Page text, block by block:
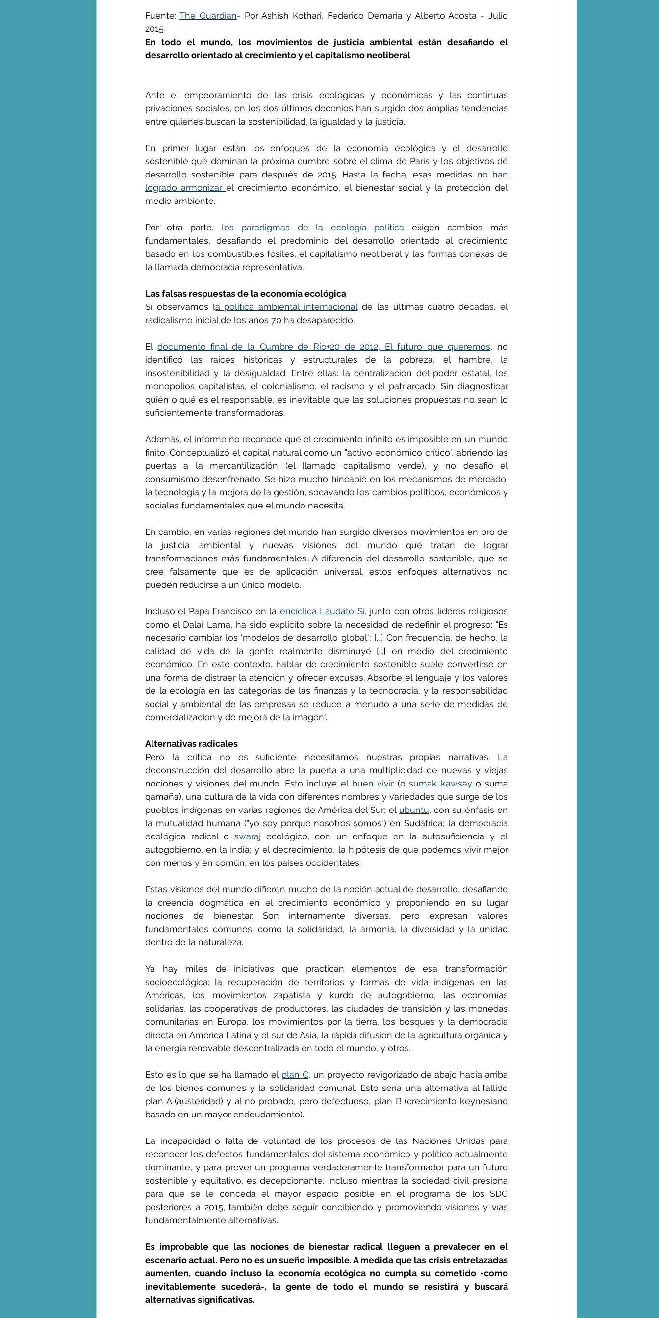
George Monbiot en español
Fuente: The Guardian- Por Ashish Kothari, Federico Demaria y Alberto Acosta - Julio
2015
En todo el mundo, los movimientos de justicia ambiental están desafiando el
desarrollo orientado al crecimiento y el capitalismo neoliberal
Ante el empeoramiento de las crisis ecológicas y económicas y las continuas
privaciones sociales, en los dos últimos decenios han surgido dos amplias tendencias
entre quienes buscan la sostenibilidad, la igualdad y la justicia.
En primer lugar están los enfoques de la economía ecológica y el desarrollo
sostenible que dominan la próxima cumbre sobre el clima de París y los objetivos de
desarrollo sostenible para después de 2015. Hasta la fecha, esas medidas no han
logrado armonizar el crecimiento económico, el bienestar social y la protección del
medio ambiente.
Por otra parte, los paradigmas de la ecología política exigen cambios más
fundamentales, desafiando el predominio del desarrollo orientado al crecimiento
basado en los combustibles fósiles, el capitalismo neoliberal y las formas conexas de
la llamada democracia representativa.
Las falsas respuestas de la economía ecológica
Si observamos la política ambiental internacional de las últimas cuatro décadas, el
radicalismo inicial de los años 70 ha desaparecido.
El documento final de la Cumbre de Río+20 de 2012, El futuro que queremos, no
identificó las raíces históricas y estructurales de la pobreza, el hambre, la
insostenibilidad y la desigualdad. Entre ellas: la centralización del poder estatal, los
monopolios capitalistas, el colonialismo, el racismo y el patriarcado. Sin diagnosticar
quién o qué es el responsable, es inevitable que las soluciones propuestas no sean lo
suficientemente transformadoras.
Además, el informe no reconoce que el crecimiento infinito es imposible en un mundo
finito. Conceptualizó el capital natural como un "activo económico crítico", abriendo las
puertas a la mercantilización (el llamado capitalismo verde), y no desafió el
consumismo desenfrenado. Se hizo mucho hincapié en los mecanismos de mercado,
la tecnología y la mejora de la gestión, socavando los cambios políticos, económicos y
sociales fundamentales que el mundo necesita.
En cambio, en varias regiones del mundo han surgido diversos movimientos en pro de
la justicia ambiental y nuevas visiones del mundo que tratan de lograr
transformaciones más fundamentales. A diferencia del desarrollo sostenible, que se
cree falsamente que es de aplicación universal, estos enfoques alternativos no
pueden reducirse a un único modelo.
Incluso el Papa Francisco en la encíclica Laudato Si, junto con otros líderes religiosos
como el Dalai Lama, ha sido explícito sobre la necesidad de redefinir el progreso: "Es
necesario cambiar los 'modelos de desarrollo global'; [...] Con frecuencia, de hecho, la
calidad de vida de la gente realmente disminuye [...] en medio del crecimiento
económico. En este contexto, hablar de crecimiento sostenible suele convertirse en
una forma de distraer la atención y ofrecer excusas. Absorbe el lenguaje y los valores
de la ecología en las categorías de las finanzas y la tecnocracia, y la responsabilidad
social y ambiental de las empresas se reduce a menudo a una serie de medidas de
comercialización y de mejora de la imagen".
Alternativas radicales
Pero la crítica no es suficiente: necesitamos nuestras propias narrativas. La
deconstrucción del desarrollo abre la puerta a una multiplicidad de nuevas y viejas
nociones y visiones del mundo. Esto incluye el buen vivir (o sumak kawsay o suma
qamaña), una cultura de la vida con diferentes nombres y variedades que surge de los
pueblos indígenas en varias regiones de América del Sur; el ubuntu, con su énfasis en
la mutualidad humana ("yo soy porque nosotros somos") en Sudáfrica; la democracia
ecológica radical o swaraj ecológico, con un enfoque en la autosuficiencia y el
autogobierno, en la India; y el decrecimiento, la hipótesis de que podemos vivir mejor
con menos y en común, en los países occidentales.
Estas visiones del mundo difieren mucho de la noción actual de desarrollo, desafiando
la creencia dogmática en el crecimiento económico y proponiendo en su lugar
nociones de bienestar. Son internamente diversas, pero expresan valores
fundamentales comunes, como la solidaridad, la armonía, la diversidad y la unidad
dentro de la naturaleza.
Ya hay miles de iniciativas que practican elementos de esa transformación
socioecológica: la recuperación de territorios y formas de vida indígenas en las
Américas, los movimientos zapatista y kurdo de autogobierno, las economías
solidarias, las cooperativas de productores, las ciudades de transición y las monedas
comunitarias en Europa, los movimientos por la tierra, los bosques y la democracia
directa en América Latina y el sur de Asia, la rápida difusión de la agricultura orgánica y
la energía renovable descentralizada en todo el mundo, y otros.
Esto es lo que se ha llamado el plan C, un proyecto revigorizado de abajo hacia arriba
de los bienes comunes y la solidaridad comunal. Esto sería una alternativa al fallido
plan A (austeridad) y al no probado, pero defectuoso, plan B (crecimiento keynesiano
basado en un mayor endeudamiento).
La incapacidad o falta de voluntad de los procesos de las Naciones Unidas para
reconocer los defectos fundamentales del sistema económico y político actualmente
dominante, y para prever un programa verdaderamente transformador para un futuro
sostenible y equitativo, es decepcionante. Incluso mientras la sociedad civil presiona
para que se le conceda el mayor espacio posible en el programa de los SDG
posteriores a 2015, también debe seguir concibiendo y promoviendo visiones y vías
fundamentalmente alternativas.
Es improbable que las nociones de bienestar radical lleguen a prevalecer en el
escenario actual. Pero no es un sueño imposible. A medida que las crisis entrelazadas
aumenten, cuando incluso la economía ecológica no cumpla su cometido -como
inevitablemente sucederá-, la gente de todo el mundo se resistirá y buscará
alternativas significativas.